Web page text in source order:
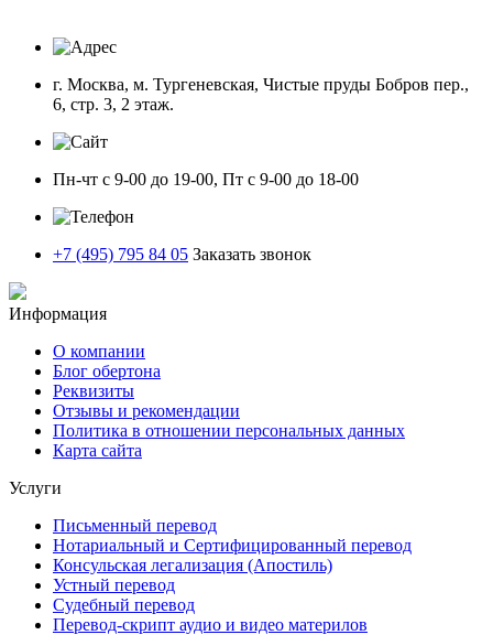
г. Москва, м. Тургеневская, Чистые пруды Бобров пер.,
6, стр. 3, 2 этаж.
Пн-чт с 9-00 до 19-00, Пт с 9-00 до 18-00
+7 (495) 795 84 05 Заказать звонок
Информация
О компании
Блог обертона
Реквизиты
Отзывы и рекомендации
Политика в отношении персональных данных
Карта сайта
Услуги
Письменный перевод
Нотариальный и Сертифицированный перевод
Консульская легализация (Апостиль)
Устный перевод
Судебный перевод
Перевод-скрипт аудио и видео материлов